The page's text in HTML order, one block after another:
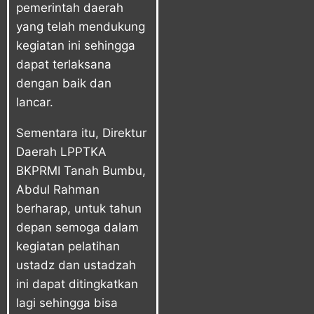
pemerintah daerah
yang telah mendukung
kegiatan ini sehingga
dapat terlaksana
dengan baik dan
lancar.
Sementara itu, Direktur
Daerah LPPTKA
BKPRMI Tanah Bumbu,
Abdul Rahman
berharap, untuk tahun
depan semoga dalam
kegiatan pelatihan
ustadz dan ustadzah
ini dapat ditingkatkan
lagi sehingga bisa